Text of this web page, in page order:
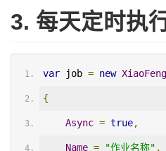
3. 每天定时执
var job = new XiaoFeng
{
Async = true,
Name = "作业名称" ,